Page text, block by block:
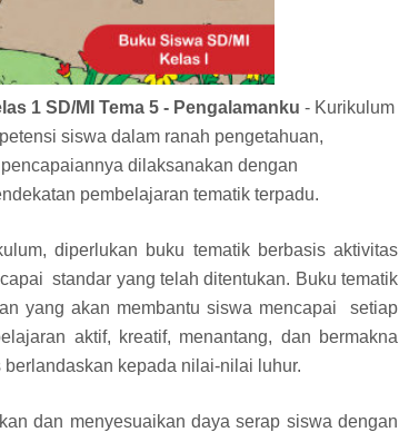
1 SD/MI Tema 5 - Pengalamanku - Kurikulum
siswa dalam ranah pengetahuan,
dilaksanakan dengan
pembelajaran tematik terpadu.
diperlukan buku tematik berbasis aktivitas
standar yang telah ditentukan. Buku tematik
yang akan membantu siswa mencapai setiap
aktif, kreatif, menantang, dan bermakna
kepada nilai-nilai luhur.
dan menyesuaikan daya serap siswa dengan